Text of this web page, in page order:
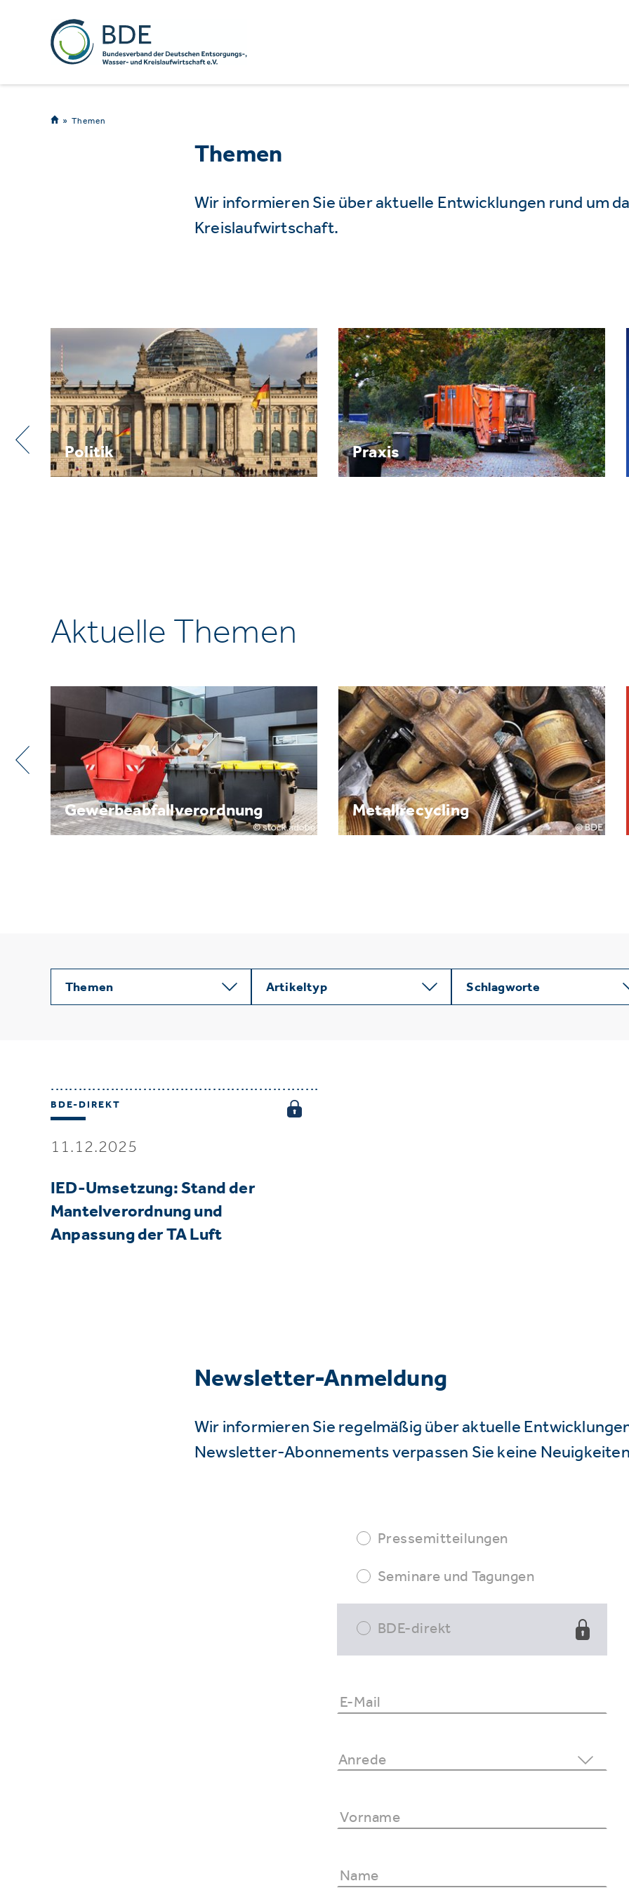
Themen
Themen
Wir informieren Sie über aktuelle Entwicklungen rund um
Kreislaufwirtschaft.
Praxis Recht
Aktuelle Themen
Metallrecycling Brennpunkt: Batterie
Themen Artikeltyp Schlagworte
BDE-DIREKT
11.12.2025
IED-Umsetzung: Stand der
Mantelverordnung und
Anpassung der TA Luft
Newsletter-Anmeldung
Wir informieren Sie regelmäßig über aktuelle
Newsletter-Abonnements verpassen Sie keine
Pressemitteilungen
Seminare und Tagungen
BDE-direkt